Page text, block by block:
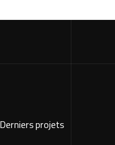
Derniers projets